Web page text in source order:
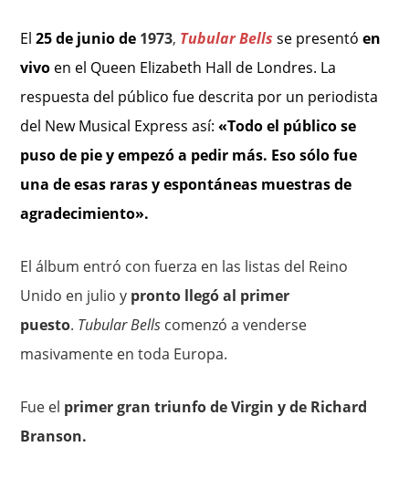
El25 de junio de 1973, Tubular Bells se presentóen
vivo en el Queen Elizabeth Hall de Londres. La
respuesta del público fue descrita por un periodista
del New Musical Express así:«Todo el público se
puso de pie y empezó a pedir más. Eso sólo fue
una de esas raras y espontáneas muestras de
agradecimiento».
El álbum entró con fuerza en las listas del Reino
Unido en julio y pronto llegó al primer
puesto. Tubular Bells comenzó a venderse
masivamente en toda Europa.
Fue el primer gran triunfo de Virgin y de Richard
Branson.